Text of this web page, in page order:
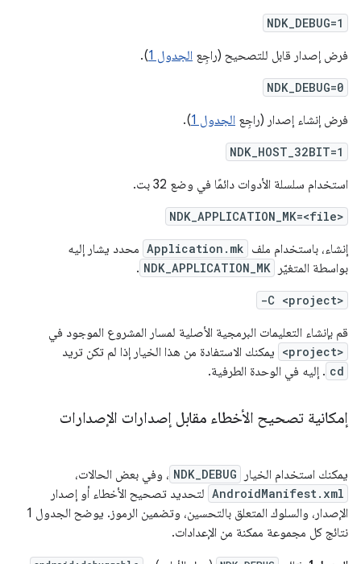
NDK_DEBUG=1
فرض إصدار قابل للتصحيح (راجِع الجدول 1 ).
NDK_DEBUG=0
فرض إنشاء إصدار (راجِع الجدول 1 ).
NDK_HOST_32BIT=1
استخدام سلسلة الأدوات دائمًا في وضع 32 بت.
NDK_APPLICATION_MK=<file>
إنشاء، باستخدام ملف Application.mk محدد يشار إليه
بواسطة المتغيّر
NDK_APPLICATION_MK
.
-C <project>
قم بإنشاء التعليمات البرمجية الأصلية لمسار المشروع الموجود في
<project> يمكنك الاستفادة من هذا الخيار إذا لم تكن تريد
cd . إليه في الوحدة الطرفية.
إمكانية تصحيح الأخطاء مقابل إصدارات الإصدارات
يمكنك استخدام الخيار NDK_DEBUG ، وفي بعض الحالات،
AndroidManifest.xml لتحديد تصحيح الأخطاء أو إصدار
الإصدار، والسلوك المتعلق بالتحسين، وتضمين الرموز. يوضح الجدول 1
نتائج كل مجموعة ممكنة من الإعدادات.